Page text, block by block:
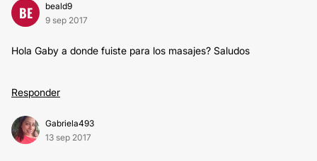
BE
beald9
9 sep 2017
Hola Gaby a donde fuiste para los masajes? Saludos
Responder
Gabriela493
13 sep 2017